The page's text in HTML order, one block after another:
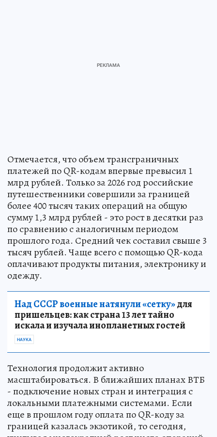
Отмечается, что объем трансграничных
платежей по QR-кодам впервые превысил 1
млрд рублей. Только за 2026 год российские
путешественники совершили за границей
более 400 тысяч таких операций на общую
сумму 1,3 млрд рублей - это рост в десятки раз
по сравнению с аналогичным периодом
прошлого года. Средний чек составил свыше 3
тысяч рублей. Чаще всего с помощью QR-кода
оплачивают продукты питания, электронику и
одежду.
Над СССР военные натянули «сетку»для
пришельцев: как страна 13 лет тайно
искала и изучала инопланетных гостей
НАУКА
Технология продолжит активно
масштабироваться. В ближайших планах ВТБ
- подключение новых стран и интеграция с
локальными платежными системами. Если
еще в прошлом году оплата по QR-коду за
границей казалась экзотикой, то сегодня,